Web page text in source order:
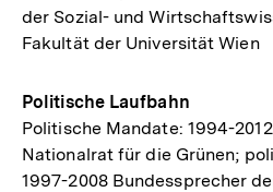
der Sozial- und
Fakultät der Universität Wien
Politische Laufbahn
Politische Mandate: 1994-
Nationalrat für die Grünen;
1997-2008 Bundessprecher